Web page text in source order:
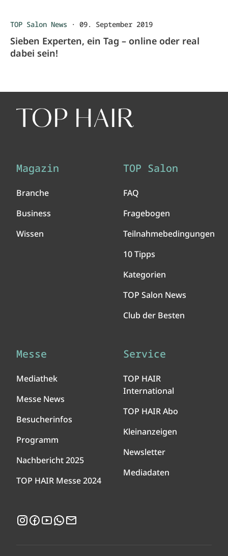
TOP Salon News · 09. September 2019
Sieben Experten, ein Tag – online oder real
dabei sein!
Magazin
Branche
Business
Wissen
TOP Salon
FAQ
Fragebogen
Teilnahmebedingungen
10 Tipps
Kategorien
TOP Salon News
Club der Besten
Messe
Mediathek
Messe News
Besucherinfos
Programm
Nachbericht 2025
TOP HAIR Messe 2024
Service
TOP HAIR
International
TOP HAIR Abo
Kleinanzeigen
Newsletter
Mediadaten
Instagram
Facebook
YouTubeWhatsApp